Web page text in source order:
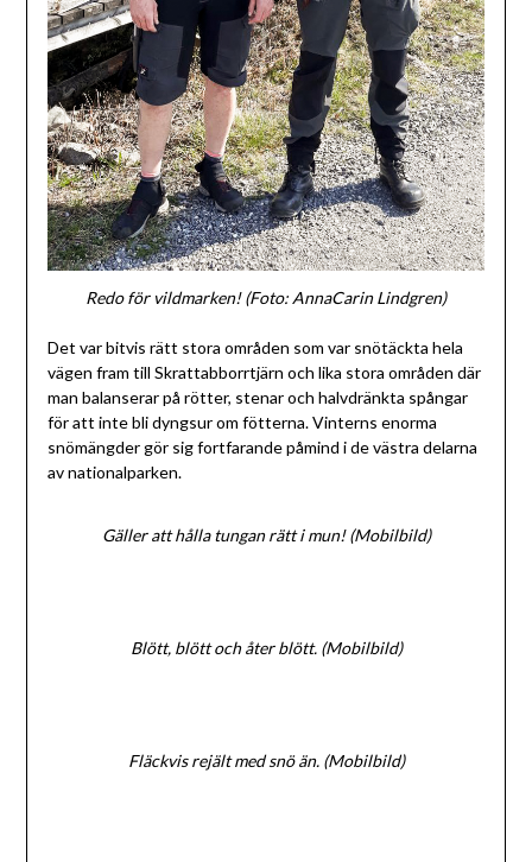
Redo för vildmarken! (Foto: AnnaCarin Lindgren)
Det var bitvis rätt stora områden som var snötäckta hela
vägen fram till Skrattabborrtjärn och lika stora områden där
man balanserar på rötter, stenar och halvdränkta spångar
för att inte bli dyngsur om fötterna. Vinterns enorma
snömängder gör sig fortfarande påmind i de västra delarna
av nationalparken.
Gäller att hålla tungan rätt i mun! (Mobilbild)
Blött, blött och åter blött. (Mobilbild)
Fläckvis rejält med snö än. (Mobilbild)